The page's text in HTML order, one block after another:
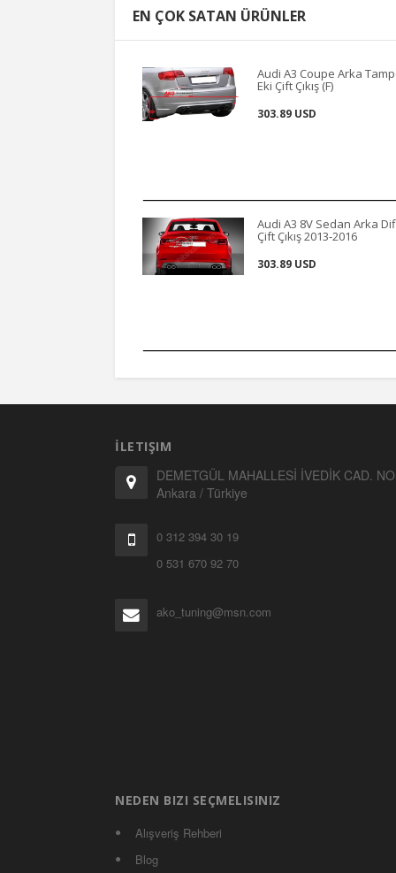
EN ÇOK SATAN ÜRÜNLER
Audi A3 Coupe Arka
Eki Çift Çıkış (F)
303.89 USD
Audi A3 8V Sedan Arka
Çift Çıkış 2013-2016
303.89 USD
İLETIŞIM
DEMETGÜL MAHALLESİ İVEDİK CAD.
Ankara / Türkiye
0 312 394 30 19
0 531 670 92 70
ako_tuning@msn.com
NEDEN BIZI SEÇMELISINIZ
Alışveriş Rehberi
Blog